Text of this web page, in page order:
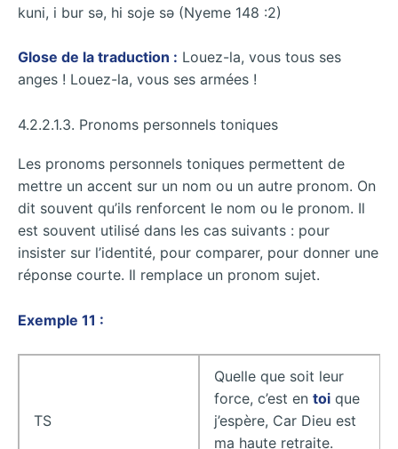
kuni, i bur sǝ, hi soje sǝ (Nyeme 148 :2)
Glose de la traduction : Louez-la, vous tous ses
anges ! Louez-la, vous ses armées !
4.2.2.1.3. Pronoms personnels toniques
Les pronoms personnels toniques permettent de
mettre un accent sur un nom ou un autre pronom. On
dit souvent qu’ils renforcent le nom ou le pronom. Il
est souvent utilisé dans les cas suivants : pour
insister sur l’identité, pour comparer, pour donner une
réponse courte. Il remplace un pronom sujet.
Exemple 11 :
TS
Quelle que soit leur
force, c’est en toi que
j’espère, Car Dieu est
ma haute retraite.